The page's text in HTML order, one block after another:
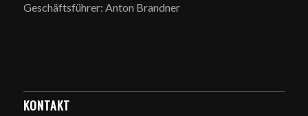
Geschäftsführer: Anton Brandner
KONTAKT